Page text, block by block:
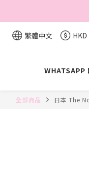
繁體中文 HKD
WHATSAPP
全部商品 日本 The